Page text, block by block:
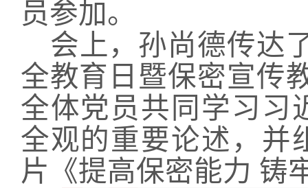
员参加。
会上， 孙尚德传达
全教育日暨保密宣传
全体党员共同学习习
全观的重要论述 ， 并
片《提高保密能力 铸